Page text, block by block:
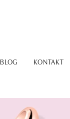
BLOG KONTAKT